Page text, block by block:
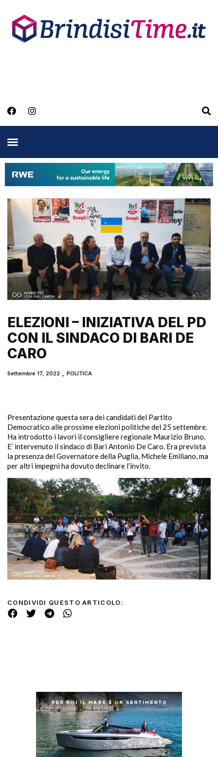
ELEZIONI – INIZIATIVA DEL PD
CON IL SINDACO DI BARI DE
CARO
Settembre 17, 2022 POLITICA
Presentazione questa sera dei candidati del Partito
Democratico alle prossime elezioni politiche del 25 settembre.
Ha introdotto i lavori il consigliere regionale Maurizio Bruno.
E’ intervenuto il sindaco di Bari Antonio De Caro. Era prevista
la presenza del Governatore della Puglia, Michele Emiliano, ma
per altri impegni ha dovuto declinare l’invito.
CONDIVIDI QUESTO ARTICOLO: